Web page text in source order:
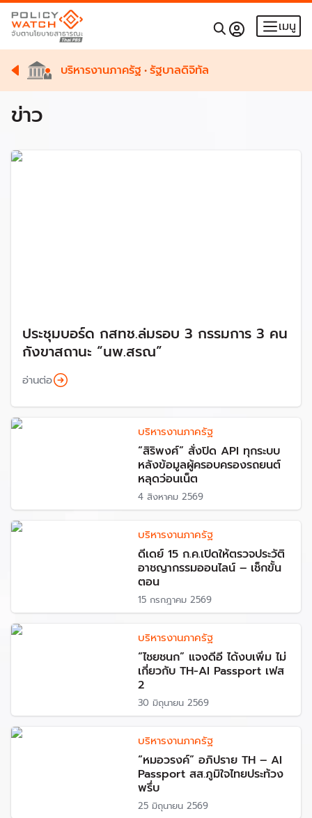
เมนู
บริหารงานภาครัฐ•รัฐบาลดิจิทัล
ข่าว
ประชุมบอร์ด กสทช.ล่มรอบ 3 กรรมการ 3 คน
กังขาสถานะ “นพ.สรณ”
อ่านต่อ
บริหารงานภาครัฐ
“สิริพงศ์” สั่งปิด API ทุกระบบ
หลังข้อมูลผู้ครอบครองรถยนต์
หลุดว่อนเน็ต
4 สิงหาคม 2569
บริหารงานภาครัฐ
ดีเดย์ 15 ก.ค.เปิดให้ตรวจประวัติ
อาชญากรรมออนไลน์ – เช็กขั้น
ตอน
15 กรกฎาคม 2569
บริหารงานภาครัฐ
“ไชยชนก” แจงดีอี ได้งบเพิ่ม ไม่
เกี่ยวกับ TH-AI Passport เฟส
2
30 มิถุนายน 2569
บริหารงานภาครัฐ
“หมอวรงค์” อภิปราย TH – AI
Passport สส.ภูมิใจไทยประท้วง
พรึ่บ
25 มิถุนายน 2569